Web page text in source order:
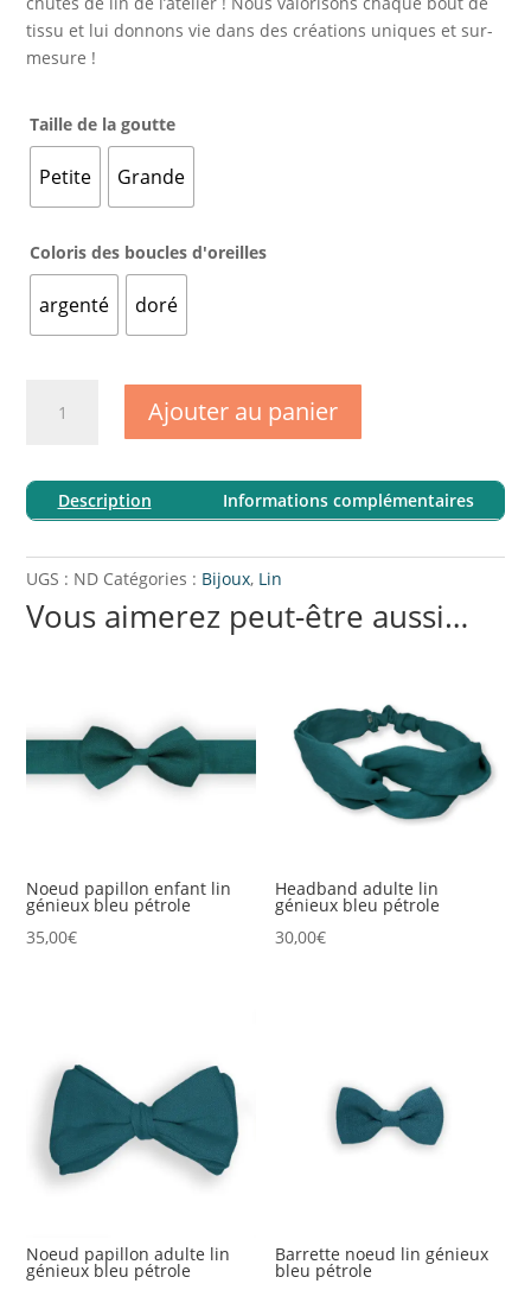
tissu et lui donnons vie dans des créations uniques et sur-
mesure !
Taille de la goutte
Petite Grande
Coloris des boucles d'oreilles
argenté doré
Gouttes
lin
génieux
pétrole
Ajouter au panier
Description Informations complémentaires
UGS : ND Catégories : Bijoux, Lin
Vous aimerez peut-être aussi…
Noeud papillon enfant lin
génieux bleu pétrole
35,00€
Headband adulte lin
génieux bleu pétrole
30,00€
Noeud papillon adulte lin
génieux bleu pétrole
Barrette noeud lin génieux
bleu pétrole